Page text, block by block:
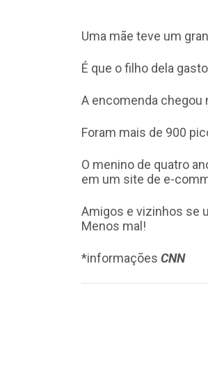
Uma mãe teve um
É que o filho dela
A encomenda chegou
Foram mais de 900
O menino de quatro
em um site de e-
Amigos e vizinhos se
Menos mal!
*informações CNN